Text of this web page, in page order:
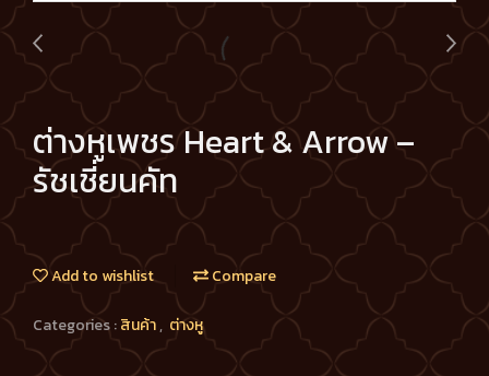
ต่างหูเพชร Heart & Arrow –
รัชเชี่ยนคัท
Add to wishlist Compare
Categories :สินค้า, ต่างหู